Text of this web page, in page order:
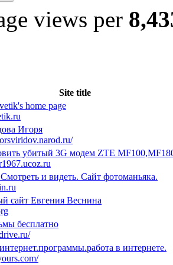
views per
Site title
home page
Игоря
убитый 3G модем ZTE
и видеть. Сайт фотоманьяка.
сайт Евгения Веснина
бесплатно
в интернете.